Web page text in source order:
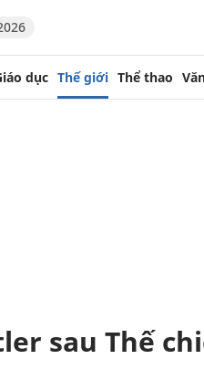
dục Thế giới Thể thao
sau Thế